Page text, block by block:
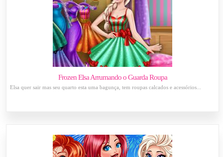
Frozen Elsa Arrumando o Guarda Roupa
Elsa quer sair mas seu quarto esta uma bagunça, tem roupas calcados e acessórios...